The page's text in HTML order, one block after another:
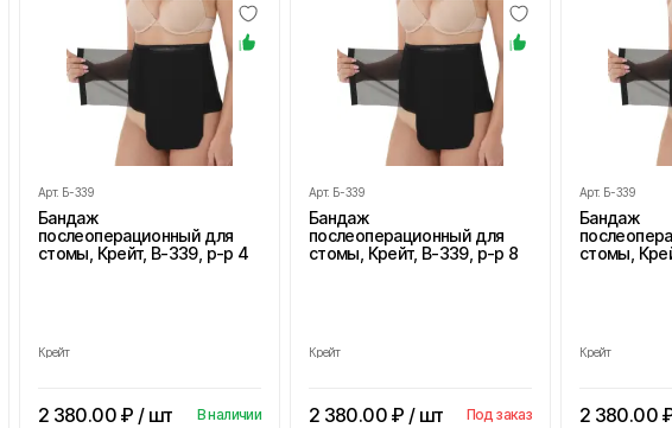
Арт. Б-339
Бандаж
послеоперационный для
стомы, Крейт, В-339, р-р 4
Крейт
2 380.00₽ / шт В наличии
Арт. Б-339
Бандаж
послеоперационный для
стомы, Крейт, В-339, р-р 8
Крейт
2 380.00₽ / шт Под заказ
Арт. Б-339
Бандаж
стомы,
Крейт
2 380.00